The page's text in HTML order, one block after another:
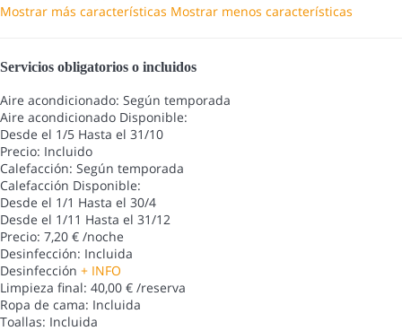
Mostrar más características Mostrar menos características
Servicios obligatorios o incluidos
Aire acondicionado: Según temporada
Aire acondicionado Disponible:
Desde el 1/5 Hasta el 31/10
Precio: Incluido
Calefacción: Según temporada
Calefacción Disponible:
Desde el 1/1 Hasta el 30/4
Desde el 1/11 Hasta el 31/12
Precio: 7,20 € /noche
Desinfección: Incluida
Desinfección + INFO
Limpieza final: 40,00 € /reserva
Ropa de cama: Incluida
Toallas: Incluida